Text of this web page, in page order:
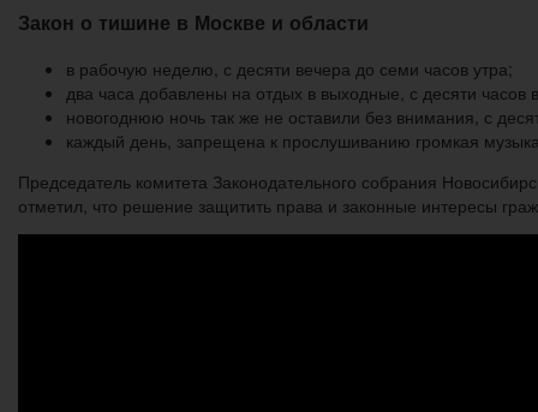
Закон о тишине в Москве и области
в рабочую неделю, с десяти вечера до семи часов утра;
два часа добавлены на отдых в выходные, с десяти часов
новогоднюю ночь так же не оставили без внимания, с
каждый день, запрещена к прослушиванию громкая
Председатель комитета Законодательного собрания
отметил, что решение защитить права и законные интересы